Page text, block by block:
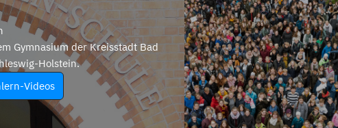
Gymnasium der Kreisstadt Bad
Holstein.
Videos